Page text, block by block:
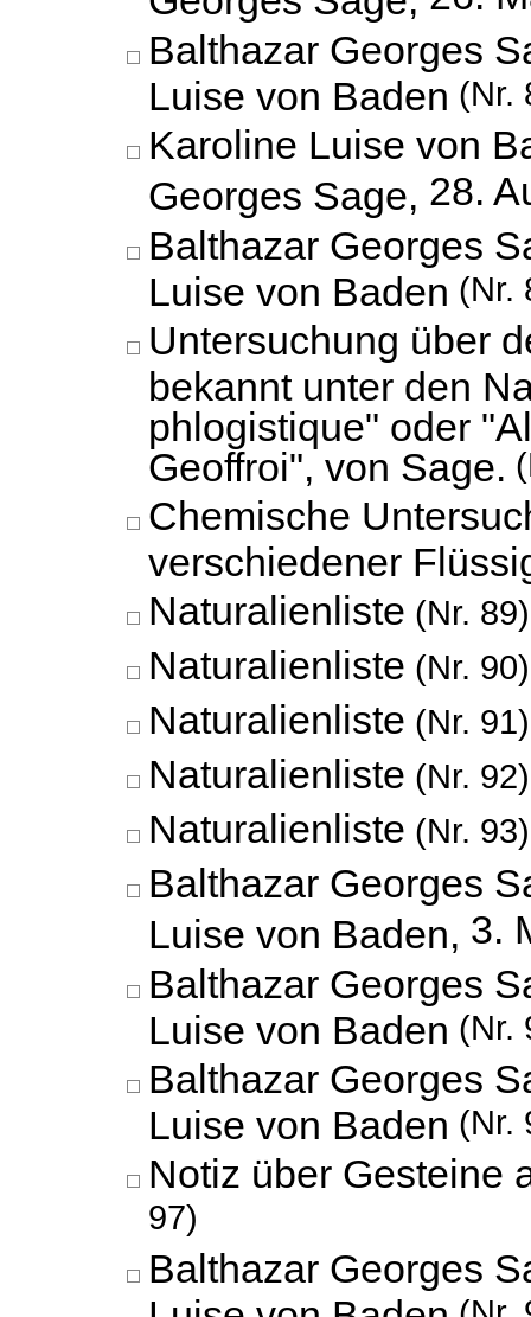
Balthazar Georges
Luise von Baden (Nr.
Karoline Luise von
Georges Sage, 28.
Balthazar Georges
Luise von Baden (Nr.
Untersuchung über
bekannt unter den
phlogistique" oder
Geoffroi", von Sage.
Chemische
verschiedener
Naturalienliste (Nr. 89)
Naturalienliste (Nr. 90)
Naturalienliste (Nr. 91)
Naturalienliste (Nr. 92)
Naturalienliste (Nr. 93)
Balthazar Georges
Luise von Baden, 3.
Balthazar Georges
Luise von Baden (Nr.
Balthazar Georges
Luise von Baden (Nr.
Notiz über Gesteine
97)
Balthazar Georges